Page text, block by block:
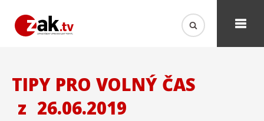
TIPY PRO VOLNÝ ČAS
z 26.06.2019